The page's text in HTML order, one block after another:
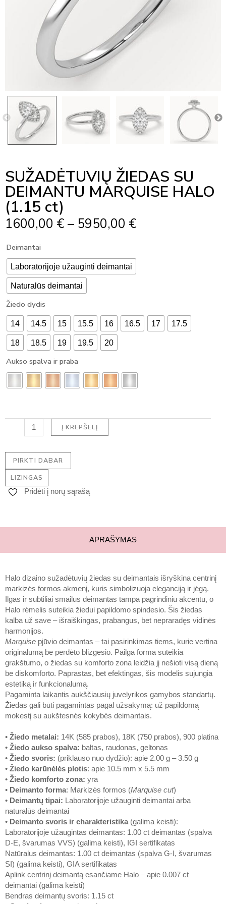
SUŽADĖTUVIŲ ŽIEDAS SU
DEIMANTU MARQUISE HALO
(1.15 ct)
1600,00 € – 5950,00 €
Deimantai
Laboratorijoje užauginti deimantai
Naturalūs deimantai
Žiedo dydis
14 14.5 15 15.5 16 16.5 17 17.5
18 18.5 19 19.5 20
Aukso spalva ir praba
produkto
SUŽADĖTUVIŲ
ŽIEDAS
SU
DEIMANTU
MARQUISE
HALO
(1.15
ct)
Į KREPŠELĮ
PIRKTI DABAR
LIZINGAS
Pridėti į norų sąrašą
APRAŠYMAS
Halo dizaino sužadėtuvių žiedas su deimantais išryškina centrinį
markizės formos akmenį, kuris simbolizuoja eleganciją ir jėgą.
Ilgas ir subtiliai smailus deimantas tampa pagrindiniu akcentu, o
Halo rėmelis suteikia žiedui papildomo spindesio. Šis žiedas
kalba už save – išraiškingas, prabangus, bet nepraradęs vidinės
harmonijos.
Marquise pjūvio deimantas – tai pasirinkimas tiems, kurie vertina
originalumą be perdėto blizgesio. Pailga forma suteikia
grakštumo, o žiedas su komforto zona leidžia jį nešioti visą dieną
be diskomforto. Paprastas, bet efektingas, šis modelis sujungia
estetiką ir funkcionalumą.
Pagaminta laikantis aukščiausių juvelyrikos gamybos standartų.
Žiedas gali būti pagamintas pagal užsakymą: už papildomą
mokestį su aukštesnės kokybės deimantais.
• Žiedo metalai: 14K (585 prabos), 18K (750 prabos), 900 platina
• Žiedo aukso spalva: baltas, raudonas, geltonas
• Žiedo svoris: (priklauso nuo dydžio): apie 2.00 g – 3.50 g
• Žiedo karūnėlės plotis: apie 10.5 mm x 5.5 mm
• Žiedo komforto zona: yra
• Deimanto forma: Markizės formos (Marquise cut)
• Deimantų tipai: Laboratorijoje užauginti deimantai arba
naturalūs deimantai
• Deimanto svoris ir charakteristika (galima keisti):
Laboratorijoje užaugintas deimantas: 1.00 ct deimantas (spalva
D-E, švarumas VVS) (galima keisti), IGI sertifikatas
Natūralus deimantas: 1.00 ct deimantas (spalva G-I, švarumas
SI) (galima keisti), GIA sertifikatas
Aplink centrinį deimantą esančiame Halo – apie 0.007 ct
deimantai (galima keisti)
Bendras deimantų svoris: 1.15 ct